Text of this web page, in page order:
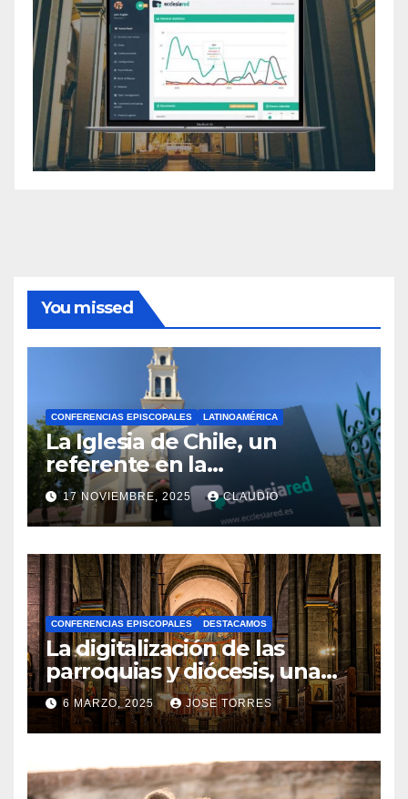
You missed
CONFERENCIAS EPISCOPALES LATINOAMÉRICA
La Iglesia de Chile, un
referente en la
transformación digital
gracias a Ecclesiared
17 NOVIEMBRE, 2025 CLAUDIO
N
O
H
A
Y
C
O
M
N
CONFERENCIAS EPISCOPALES DESTACAMOS
La digitalización de las
parroquias y diócesis, una
realidad ya para el futuro de
la Iglesia
6 MARZO, 2025 JOSE TORRES
N
O
H